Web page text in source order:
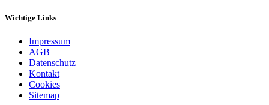
Wichtige Links
Impressum
AGB
Datenschutz
Kontakt
Cookies
Sitemap